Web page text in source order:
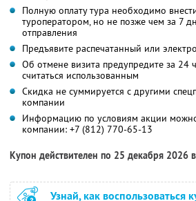
Полную оплату тура необходимо
туроператором, но не позже чем за 7
отправления
Предъявите распечатанный или
Об отмене визита предупредите за 24
считаться использованным
Скидка не суммируется с другими
компании
Информацию по условиям акции
компании: +7 (812) 770-65-13
Купон действителен по 25 декабря 2026
Узнай, как воспользоваться